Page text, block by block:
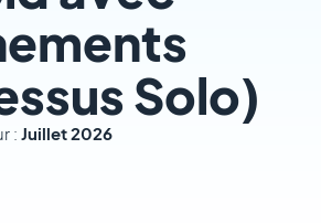
Solo)
: Juillet 2026